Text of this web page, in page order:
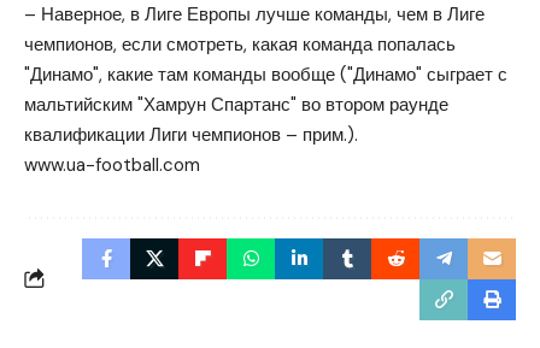
– Наверное, в Лиге Европы лучше команды, чем в Лиге
чемпионов, если смотреть, какая команда попалась
"Динамо", какие там команды вообще ("Динамо" сыграет с
мальтийским "Хамрун Спартанс" во втором раунде
квалификации Лиги чемпионов – прим.).
www.ua-football.com